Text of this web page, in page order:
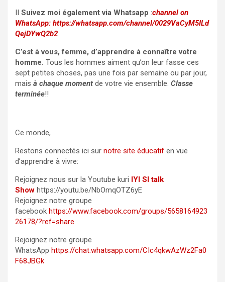
II Suivez moi également via Whatsapp :channel on
WhatsApp: https://whatsapp.com/channel/0029VaCyM5ILd
QejDYwQ2b2
C’est à vous, femme, d’apprendre à connaître votre
homme. Tous les hommes aiment qu’on leur fasse ces
sept petites choses, pas une fois par semaine ou par jour,
mais à chaque moment de votre vie ensemble. Classe
terminée!!
Ce monde,
Restons connectés ici sur notre site éducatif en vue
d’apprendre à vivre:
Rejoignez nous sur la Youtube kuri IYI SI talk
Show https://youtu.be/NbOmqOTZ6yE
Rejoignez notre groupe
facebook https://www.facebook.com/groups/5658164923
26178/?ref=share
Rejoignez notre groupe
WhatsApp https://chat.whatsapp.com/CIc4qkwAzWz2Fa0
F68JBGk